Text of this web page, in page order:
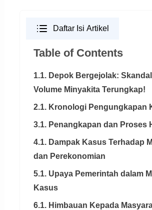
Daftar Isi Artikel
Table of Contents
1.1. Depok Bergejolak:
Volume Minyakita Terungkap!
2.1. Kronologi Pengungkapan
3.1. Penangkapan dan Proses
4.1. Dampak Kasus Terhadap
dan Perekonomian
5.1. Upaya Pemerintah dalam
Kasus
6.1. Himbauan Kepada